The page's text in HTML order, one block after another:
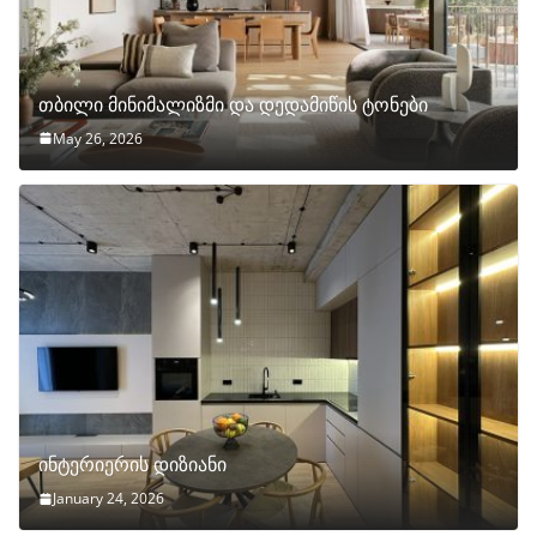
თბილი მინიმალიზმი და დედამიწის ტონები
May 26, 2026
ინტერიერის დიზიანი
January 24, 2026